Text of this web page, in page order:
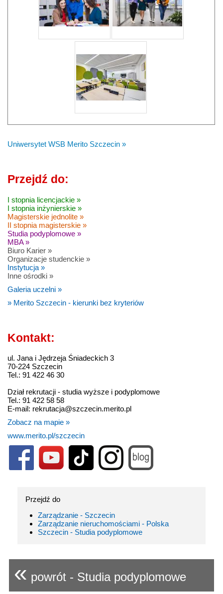
Uniwersytet WSB Merito Szczecin »
Przejdź do:
I stopnia licencjackie »
I stopnia inżynierskie »
Magisterskie jednolite »
II stopnia magisterskie »
Studia podyplomowe »
MBA »
Biuro Karier »
Organizacje studenckie »
Instytucja »
Inne ośrodki »
Galeria uczelni »
» Merito Szczecin - kierunki bez kryteriów
Kontakt:
ul. Jana i Jędrzeja Śniadeckich 3
70-224 Szczecin
Tel.: 91 422 46 30
Dział rekrutacji - studia wyższe i podyplomowe
Tel.: 91 422 58 58
E-mail: rekrutacja@szczecin.merito.pl
Zobacz na mapie »
www.merito.pl/szczecin
Przejdź do
Zarządzanie - Szczecin
Zarządzanie nieruchomościami - Polska
Szczecin - Studia podyplomowe
« powrót - Studia podyplomowe